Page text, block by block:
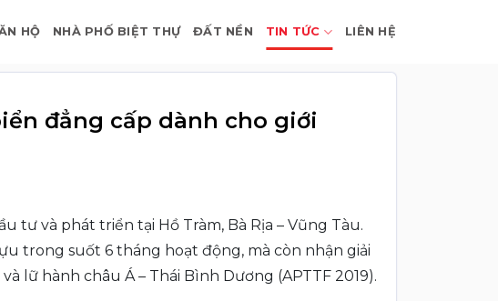
HỘ NHÀ PHỐ BIỆT THỰ ĐẤT NỀN TIN TỨC LIÊN HỆ
đẳng cấp dành cho giới
tư và phát triển tại Hồ Tràm, Bà Rịa – Vũng Tàu.
trong suốt 6 tháng hoạt động, mà còn nhận giải
lữ hành châu Á – Thái Bình Dương (APTTF 2019).